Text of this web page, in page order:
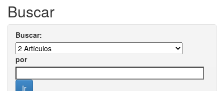
Buscar
Buscar:
por